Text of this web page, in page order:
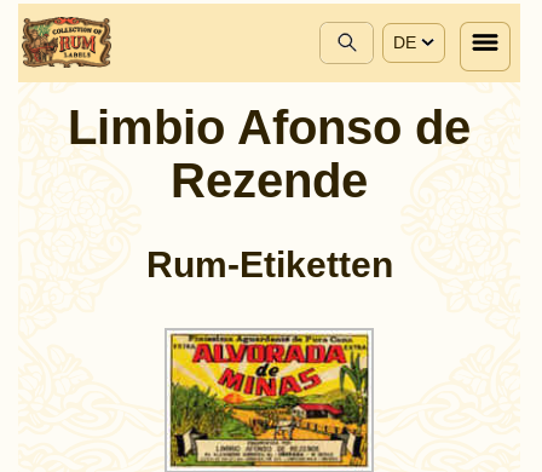
DE
Limbio Afonso de
Rezende
Rum-Etiketten